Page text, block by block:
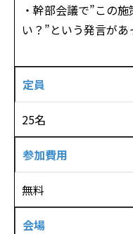
・幹部会議で”この
い？”という発言があ
定員
25名
参加費用
無料
会場